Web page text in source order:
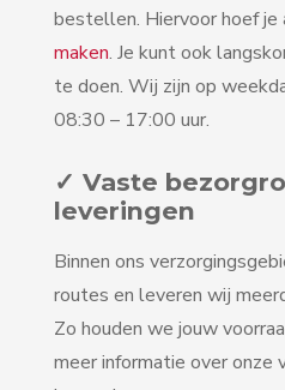
bestellen. Hiervoor hoef je
maken. Je kunt ook
te doen. Wij zijn op
08:30 – 17:00 uur.
✓ Vaste
leveringen
Binnen ons
routes en leveren wij
Zo houden we jouw
meer informatie over onze